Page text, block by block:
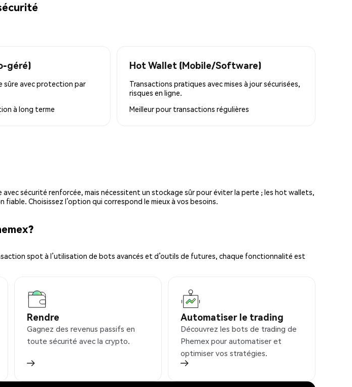
géré)
sûre avec protection par
à long terme
Hot Wallet (Mobile/Software)
Transactions pratiques avec mises à jour sécurisées,
risques en ligne.
Meilleur pour transactions régulières
sécurité renforcée, mais nécessitent un stockage sûr pour éviter la perte ; les hot wallets,
Choisissez l’option qui correspond le mieux à vos besoins.
spot à l’utilisation de bots avancés et d’outils de futures, chaque fonctionnalité est
Rendre
Gagnez des revenus passifs en
toute sécurité avec la crypto.
Automatiser le trading
Découvrez les bots de trading de
Phemex pour automatiser et
optimiser vos stratégies.